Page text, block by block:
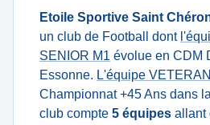
Etoile Sportive Saint
un club de Football dont
SENIOR M1 évolue en CDM
Essonne. L'équipe
Championnat +45 Ans dans
club compte 5 équipes allant